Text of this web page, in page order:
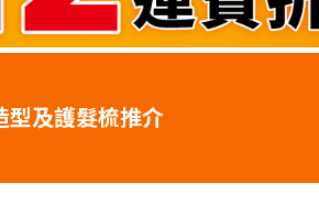
型及護髮梳推介